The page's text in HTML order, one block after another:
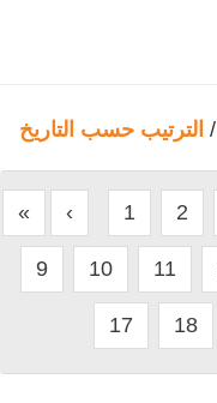
/ الترتيب حسب التاريخ
« ‹ 1 2
9 10 11
17 18